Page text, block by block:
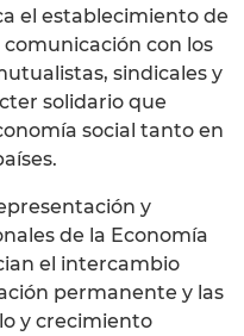
el establecimiento de
con los
sindicales y
solidario que
social tanto en
y
de la Economía
el intercambio
permanente y las
y crecimiento